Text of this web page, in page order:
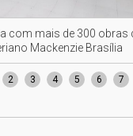
com mais de 300 obras
Mackenzie Brasília
2 3 4 5 6 7